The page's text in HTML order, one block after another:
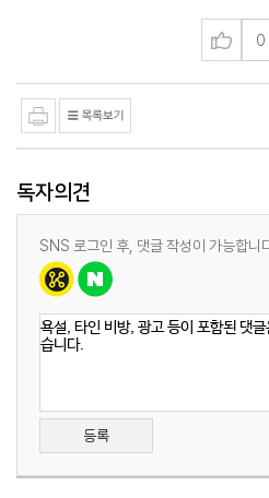
0
독자의견
SNS 로그인 후, 댓글 작성이 가능합니
등록